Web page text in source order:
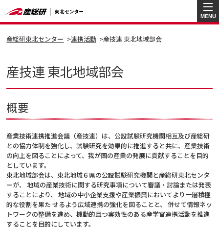
MENU
産総研東北センター 連携活動 産技連 東北地域部会
産技連 東北地域部会
概要
産業技術連携推進会議（産技連）は、公設試験研究機関相互及び産総研
との協力体制を強化し、試験研究を効果的に推進すると共に、産業技術
の向上を図ることによって、我が国の産業の発展に貢献することを目的
としています。
東北地域部会は、東北地域６県の公設試験研究機関と産総研東北センタ
ーが、 地域の産業技術に関する研究事項について審議・討論または発表
することにより、 地域の中小企業支援や産業振興においてより一層積極
的な役割を果た せるよう広域連携の強化を図ることと、 併せて情報ネッ
トワークの整備を進め、機動的且つ実効性のある産学官連携活動を推進
することを目的にしています。